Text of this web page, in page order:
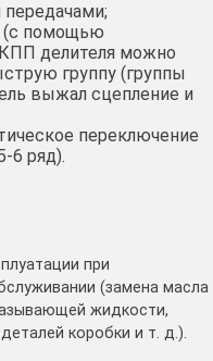
(с помощью
делителя можно
группу (группы
выжал сцепление и
переключение
6 ряд).
при
(замена масла
жидкости,
коробки и т. д.).